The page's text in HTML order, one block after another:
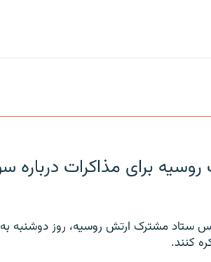
برای مذاکرات درباره
ستاد مشترک ارتش روسیه، روز دوشنبه
کنند.